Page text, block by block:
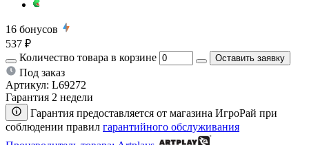
16 бонусов
537 ₽
Количество товара в корзине
Оставить заявку
Под заказ
Артикул: L69272
Гарантия 2 недели
Гарантия предоставляется от магазина ИгроРай при
соблюдении правил гарантийного обслуживания